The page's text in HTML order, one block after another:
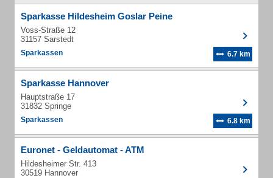
Sparkasse Hildesheim Goslar Peine
Voss-Straße 12
31157 Sarstedt
Sparkassen 6.7 km
Sparkasse Hannover
Hauptstraße 17
31832 Springe
Sparkassen 6.8 km
Euronet - Geldautomat - ATM
Hildesheimer Str. 413
30519 Hannover